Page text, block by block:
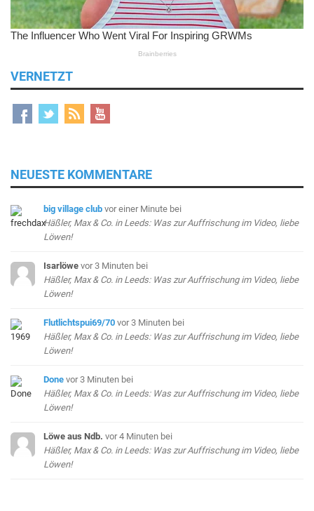
VERNETZT
NEUESTE KOMMENTARE
big village club vor einer Minute bei
Häßler, Max & Co. in Leeds: Was zur Auffrischung im Video, liebe
Löwen!
Isarlöwe vor 3 Minuten bei
Häßler, Max & Co. in Leeds: Was zur Auffrischung im Video, liebe
Löwen!
Flutlichtspui69/70 vor 3 Minuten bei
Häßler, Max & Co. in Leeds: Was zur Auffrischung im Video, liebe
Löwen!
Done vor 3 Minuten bei
Häßler, Max & Co. in Leeds: Was zur Auffrischung im Video, liebe
Löwen!
Löwe aus Ndb. vor 4 Minuten bei
Häßler, Max & Co. in Leeds: Was zur Auffrischung im Video, liebe
Löwen!